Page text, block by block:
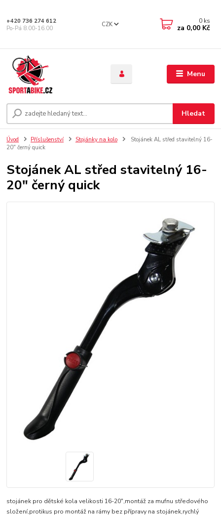
Menu
CZK
Hledat
+420 736 274 612
Po-Pá 8.00-16.00
0 ks
za 0,00 Kč
Úvod Příslušenství Stojánky na kolo
Stojánek AL střed stavitelný 16-
20" černý quick
Stojánek AL střed stavitelný 16-
20" černý quick
stojánek pro dětské kola velikosti 16-20",montáž za mufnu středového
složení,protikus pro montáž na rámy bez přípravy na stojánek,rychlý